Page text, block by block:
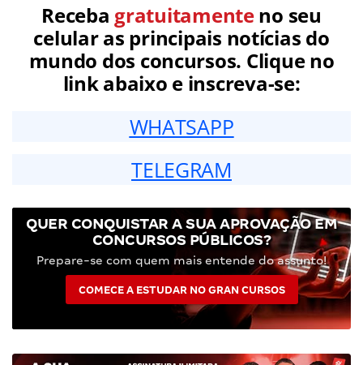
Receba gratuitamenteno seu
celular as principais notícias do
mundo dos concursos. Clique no
link abaixo e inscreva-se:
WHATSAPP
TELEGRAM
QUER CONQUISTAR A SUA APROVAÇÃO EM
CONCURSOS PÚBLICOS?
Prepare-se com quem mais entende do assunto!
COMECE A ESTUDAR NO GRAN CURSOS